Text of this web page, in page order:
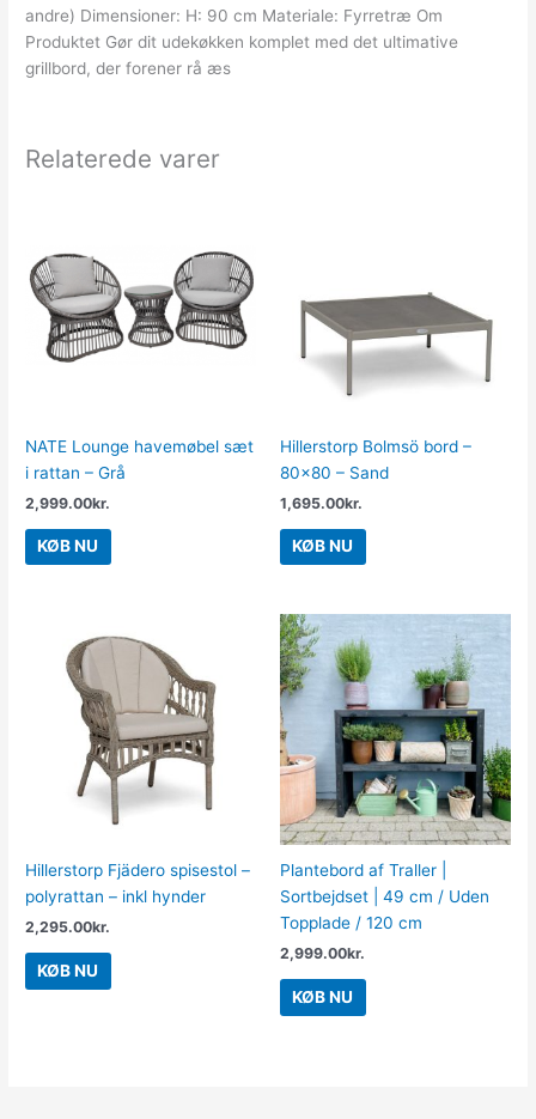
andre) Dimensioner: H: 90 cm Materiale: Fyrretræ Om
Produktet Gør dit udekøkken komplet med det ultimative
grillbord, der forener rå æs
Relaterede varer
NATE Lounge havemøbel sæt
i rattan – Grå
2,999.00kr.
KØB NU
Hillerstorp Bolmsö bord –
80×80 – Sand
1,695.00kr.
KØB NU
Hillerstorp Fjädero spisestol –
polyrattan – inkl hynder
2,295.00kr.
KØB NU
Plantebord af Traller |
Sortbejdset | 49 cm / Uden
Topplade / 120 cm
2,999.00kr.
KØB NU